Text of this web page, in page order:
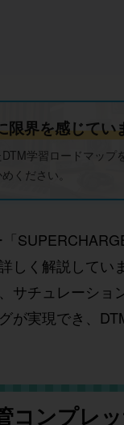
限界を感じてい
学習ロードマップ
ください。
しく解説して
サチュレーシ
が実現でき、
コンプレ